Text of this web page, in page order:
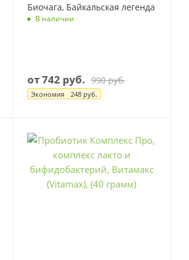
Биочага, Байкальская легенда
В наличии
от742 руб. 990 руб.
Экономия 248 руб.